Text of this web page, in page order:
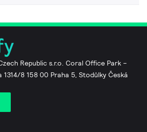
Republic s.r.o. Coral Office Park –
1314/8 158 00 Praha 5, Stodůlky Česká